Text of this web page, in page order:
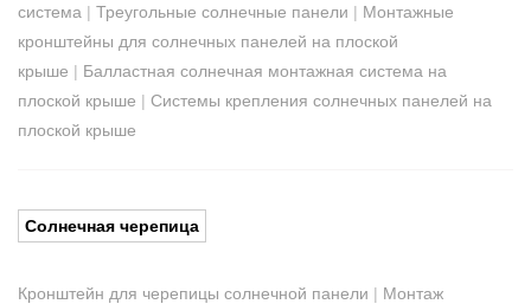
система | Треугольные солнечные панели | Монтажные
кронштейны для солнечных панелей на плоской
крыше | Балластная солнечная монтажная система на
плоской крыше | Системы крепления солнечных панелей на
плоской крыше
Солнечная черепица
Кронштейн для черепицы солнечной панели | Монтаж